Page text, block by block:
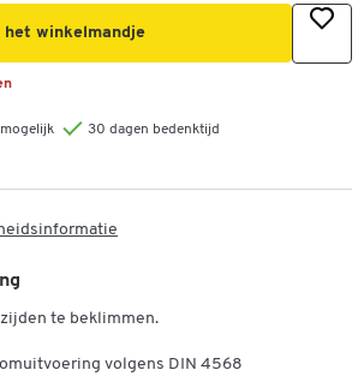
het winkelmandje
30 dagen bedenktijd
te beklimmen.
volgens DIN 4568